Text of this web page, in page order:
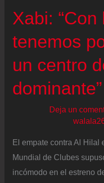
Asencio
Xabi: “Con
tenemos
un centro
dominante”
Deja un
El empate contra Al Hilal
Mundial de Clubes
incómodo en el estreno